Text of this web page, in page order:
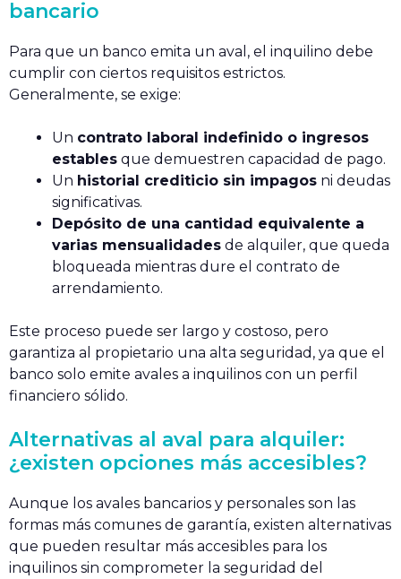
bancario
Para que un banco emita un aval, el inquilino debe
cumplir con ciertos requisitos estrictos.
Generalmente, se exige:
Un contrato laboral indefinido o ingresos
estables que demuestren capacidad de pago.
Un historial crediticio sin impagos ni deudas
significativas.
Depósito de una cantidad equivalente a
varias mensualidades de alquiler, que queda
bloqueada mientras dure el contrato de
arrendamiento.
Este proceso puede ser largo y costoso, pero
garantiza al propietario una alta seguridad, ya que el
banco solo emite avales a inquilinos con un perfil
financiero sólido.
Alternativas al aval para alquiler:
¿existen opciones más accesibles?
Aunque los avales bancarios y personales son las
formas más comunes de garantía, existen alternativas
que pueden resultar más accesibles para los
inquilinos sin comprometer la seguridad del